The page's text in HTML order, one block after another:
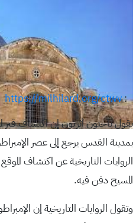
:
https://milhilard.org/ctwv
يقول باحثون أثريون إن اكتشاف قبر
بمدينة القدس يرجع إلى عصر
الروايات التاريخية عن اكتشاف
المسيح دفن فيه.
وتقول الروايات التاريخية إن